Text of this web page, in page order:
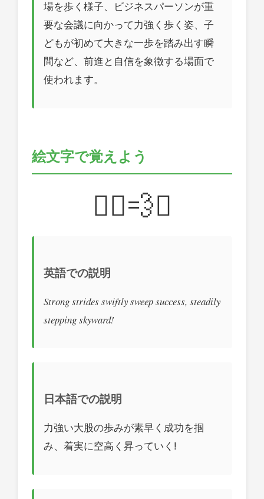
場を歩く様子、ビジネスパーソンが重
要な会議に向かって力強く歩く姿、子
どもが初めて大きな一歩を踏み出す瞬
間など、前進と自信を象徴する場面で
使われます。
絵文字で覚えよう
🚶‍♂️💨✨
英語での説明
Strong strides swiftly sweep success, steadily
stepping skyward!
日本語での説明
力強い大股の歩みが素早く成功を掴
み、着実に空高く昇っていく!